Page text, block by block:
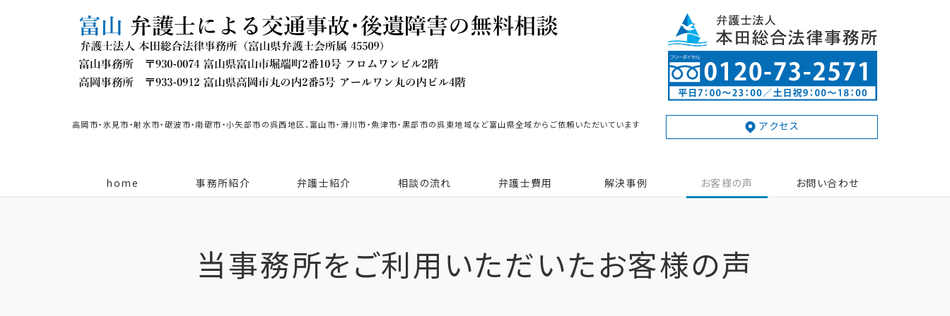
高岡市・氷見市・射水市・砺波市・南砺市・小矢部市の呉西地区、富山市・滑川市・魚津市・黒部市の呉東地域など富山県全域からご依頼いただいています アクセス
home 事務所紹介 弁護士紹介 相談の流れ 弁護士費用 解決事例 お客様の声 お問い合わせ
当事務所をご利用いただいたお客様の声